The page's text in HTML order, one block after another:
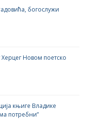
богослужи
Новом поетско
књиге Владике
потребни”